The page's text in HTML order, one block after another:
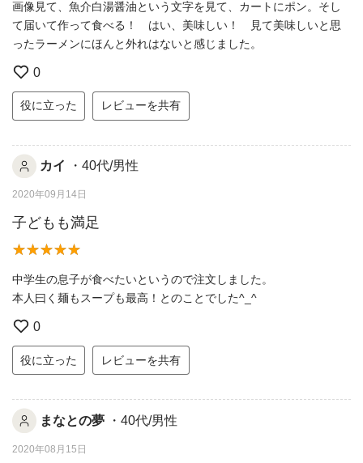
画像見て、魚介白湯醤油という文字を見て、カートにポン。そし
て届いて作って食べる！ はい、美味しい！ 見て美味しいと思
ったラーメンにほんと外れはないと感じました。
0
役に立った レビューを共有
カイ ・40代/男性
2020年09月14日
子どもも満足
中学生の息子が食べたいというので注文しました。
本人曰く麺もスープも最高！とのことでした^_^
0
役に立った レビューを共有
まなとの夢 ・40代/男性
2020年08月15日